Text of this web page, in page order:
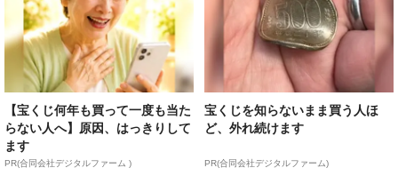
【宝くじ何年も買って一度も当た
らない人へ】原因、はっきりして
ます
PR(合同会社デジタルファーム )
宝くじを知らないまま買う人ほ
ど、外れ続けます
PR(合同会社デジタルファーム)